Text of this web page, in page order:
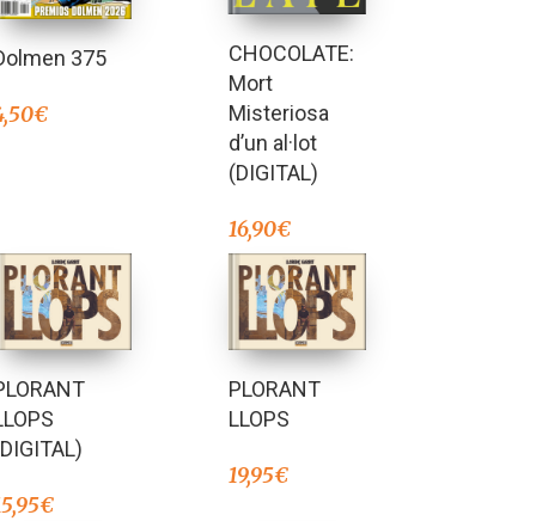
375
€
CHOCOLATE:
Mort
Misteriosa
d’un al·lot
(DIGITAL)
16,90€
€
PLORANT
LLOPS
19,95€